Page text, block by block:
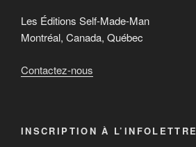
Les Éditions Self-Made-Man
Montréal, Canada, Québec
Contactez-nous
INSCRIPTION À L’INFOLETTRE